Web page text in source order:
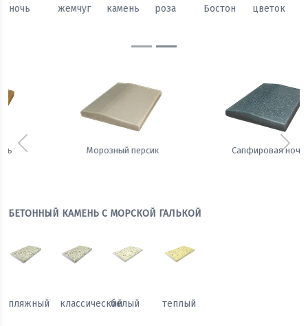
Бостон
цветок
камень
персик
ночь
жемчуг
Сапфировая ночь Теплый жемчуг
Предыдущий
БЕТОННЫЙ КАМЕНЬ С МОРСКОЙ ГАЛЬКОЙ
пляжный классическийбелый теплый